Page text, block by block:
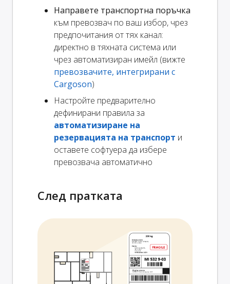
Направете транспортна поръчка
към превозвач по ваш избор, чрез
предпочитания от тях канал:
директно в тяхната система или
чрез автоматизиран имейл (вижте
превозвачите, интегрирани с
Cargoson)
Настройте предварително
дефинирани правила за
автоматизиране на
резервацията на транспорт и
оставете софтуера да избере
превозвача автоматично
След пратката